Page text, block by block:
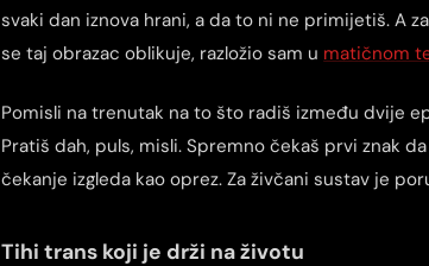
svaki dan iznova hrani, a da to ni ne primijetiš. A
se taj obrazac oblikuje, razložio sam u matičnom
Pomisli na trenutak na to što radiš između dvije
Pratiš dah, puls, misli. Spremno čekaš prvi znak
čekanje izgleda kao oprez. Za živčani sustav je
Tihi trans koji je drži na životu